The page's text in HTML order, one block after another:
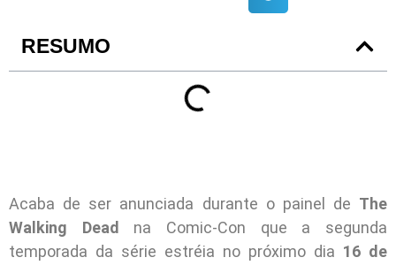
RESUMO
Acaba de ser anunciada durante o painel de The
Walking Dead
na Comic-Con que a segunda
temporada da série estréia no próximo dia 16 de